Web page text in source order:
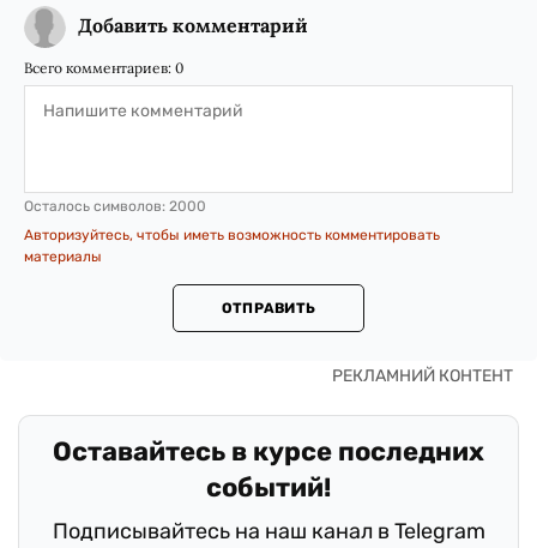
Добавить комментарий
Всего комментариев: 0
Осталось символов: 2000
Авторизуйтесь, чтобы иметь возможность комментировать
материалы
ОТПРАВИТЬ
Оставайтесь в курсе последних
событий!
Подписывайтесь на наш канал в Telegram